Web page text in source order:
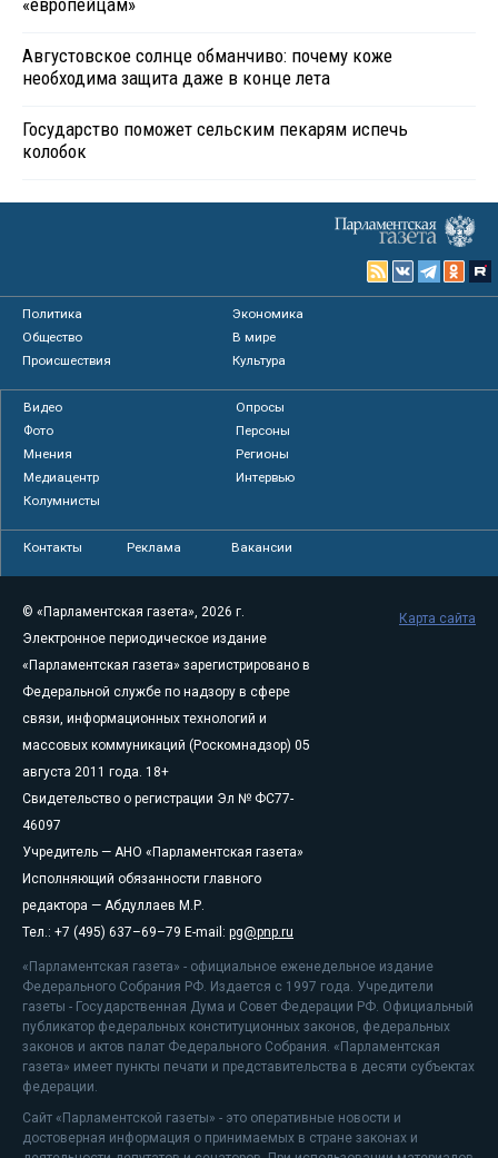
«европейцам»
Августовское солнце обманчиво: почему коже
необходима защита даже в конце лета
Государство поможет сельским пекарям испечь
колобок
Политика
Экономика
Общество
В мире
Происшествия
Культура
Видео
Опросы
Фото
Персоны
Мнения
Регионы
Медиацентр
Интервью
Колумнисты
Контакты Реклама Вакансии
© «Парламентская газета», 2026 г.
Электронное периодическое издание
«Парламентская газета» зарегистрировано в
Федеральной службе по надзору в сфере
связи, информационных технологий и
массовых коммуникаций (Роскомнадзор) 05
августа 2011 года. 18+
Свидетельство о регистрации Эл № ФС77-
46097
Учредитель — АНО «Парламентская газета»
Исполняющий обязанности главного
редактора — Абдуллаев М.Р.
Тел.: +7 (495) 637–69–79 E-mail: pg@pnp.ru
«Парламентская газета» - официальное еженедельное издание
Федерального Собрания РФ. Издается с 1997 года. Учредители
газеты - Государственная Дума и Совет Федерации РФ. Официальный
публикатор федеральных конституционных законов, федеральных
законов и актов палат Федерального Собрания. «Парламентская
газета» имеет пункты печати и представительства в десяти субъектах
федерации.
Сайт «Парламентской газеты» - это оперативные новости и
достоверная информация о принимаемых в стране законах и
Карта сайта